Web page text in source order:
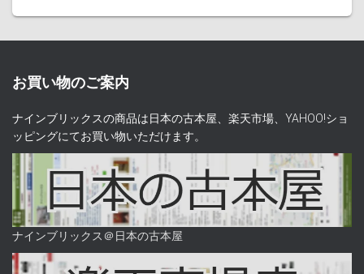
お買い物のご案内
ナインブリックスの商品は日本の古本屋、楽天市場、YAHOO!ショ
ッピングにてお買い物いただけます。
ナインブリックス＠日本の古本屋